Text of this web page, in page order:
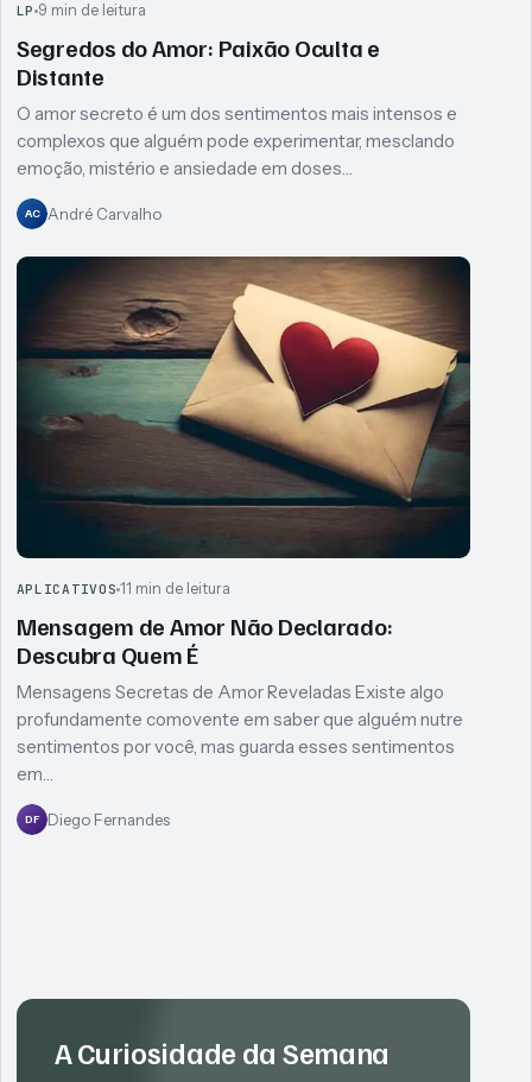
LP 9 min de leitura
Segredos do Amor: Paixão Oculta e
Distante
O amor secreto é um dos sentimentos mais intensos e
complexos que alguém pode experimentar, mesclando
emoção, mistério e ansiedade em doses…
AC André Carvalho
APLICATIVOS 11 min de leitura
Mensagem de Amor Não Declarado:
Descubra Quem É
Mensagens Secretas de Amor Reveladas Existe algo
profundamente comovente em saber que alguém nutre
sentimentos por você, mas guarda esses sentimentos
em…
DF Diego Fernandes
A Curiosidade da Semana